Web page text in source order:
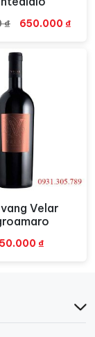
nhàng.
₫
Giá
là:
860.000 ₫.
650.000 ₫
nhanh
vang Velar
₫